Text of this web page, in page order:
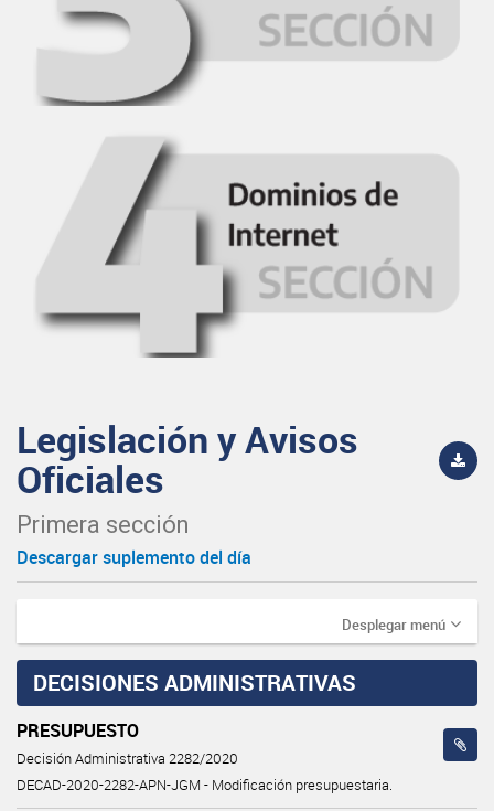
Legislación y Avisos
Oficiales
Primera sección
Descargar suplemento del día
Desplegar menú
DECISIONES ADMINISTRATIVAS
PRESUPUESTO
Decisión Administrativa 2282/2020
DECAD-2020-2282-APN-JGM - Modificación presupuestaria.